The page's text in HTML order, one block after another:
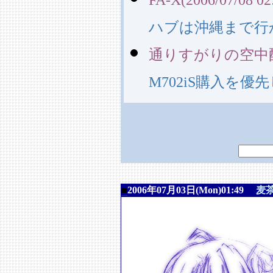
ハブは沖縄まで
通りすがりの空中
M702iS購入を優
■2006年07月03日(Mon)01:49 麦